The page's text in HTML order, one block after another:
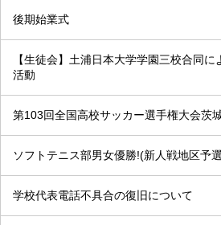
後期始業式
【生徒会】土浦日本大学学園三校合同に
活動
第103回全国高校サッカー選手権大会茨
ソフトテニス部男女優勝!(新人戦地区予
学校代表電話不具合の復旧について